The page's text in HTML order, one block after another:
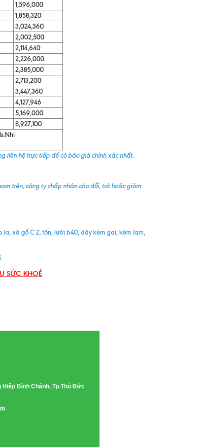
1,596,000
1,858,320
3,024,360
2,002,500
2,114,640
2,226,000
2,385,000
2,713,200
3,447,360
4,127,946
5,169,000
8,927,100
liên hệ trực tiếp để có báo giá chính xác nhất.
trên, công ty chấp nhận cho đổi, trả hoặc giảm
la, xà gồ C Z, tôn, lưới b40, dây kẽm gai, kẽm lam,
SỨC KHOẺ
Bình Chánh, Tp.Thủ Đức